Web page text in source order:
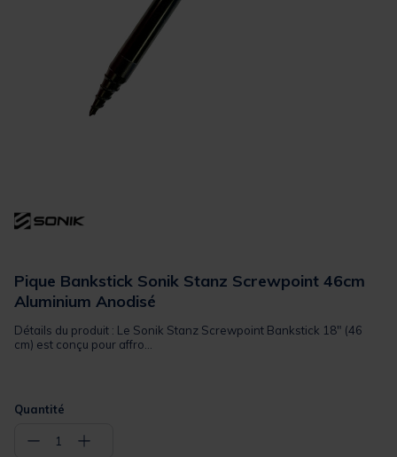
Pique Bankstick Sonik Stanz Screwpoint 46cm
Aluminium Anodisé
Détails du produit : Le Sonik Stanz Screwpoint Bankstick 18" (46
cm) est conçu pour affro...
Quantité
− 1 +